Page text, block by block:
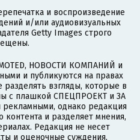
и воспроизведение
и/или аудиовизуальных
Getty Images строго
НОВОСТИ КОМПАНИЙ и
и публикуются на правах
взгляды, которые в
с плашкой СПЕЦПРОЕКТ и ЗА
однако редакция
контента и разделяет мнения,
Редакция не несет
и оценочные суждения,